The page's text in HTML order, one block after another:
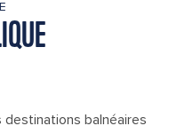
destinations balnéaires